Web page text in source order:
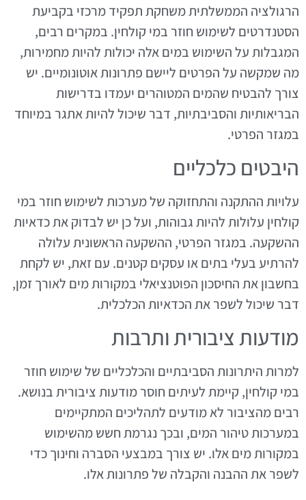
הרגולציה הממשלתית משחקת תפקיד מרכזי בקביעת
הסטנדרטים לשימוש חוזר במי קולחין. במקרים רבים,
המגבלות על השימוש במים אלה יכולות להיות מחמירות,
מה שמקשה על הפרטים ליישם פתרונות אוטונומיים. יש
צורך להבטיח שהמים המטוהרים יעמדו בדרישות
הבריאותיות והסביבתיות, דבר שיכול להיות אתגר במיוחד
במגזר הפרטי.
היבטים כלכליים
עלויות ההתקנה והתחזוקה של מערכות לשימוש חוזר במי
קולחין עלולות להיות גבוהות, ועל כן יש לבדוק את כדאיות
ההשקעה. במגזר הפרטי, ההשקעה הראשונית עלולה
להרתיע בעלי בתים או עסקים קטנים. עם זאת, יש לקחת
בחשבון את החיסכון הפוטנציאלי במקורות מים לאורך זמן,
דבר שיכול לשפר את הכדאיות הכלכלית.
מודעות ציבורית ותרבות
למרות היתרונות הסביבתיים והכלכליים של שימוש חוזר
במי קולחין, קיימת לעיתים חוסר מודעות ציבורית בנושא.
רבים מהציבור לא מודעים לתהליכים המתקיימים
במערכות טיהור המים, ובכך נגרמת חשש מהשימוש
במקורות מים אלו. יש צורך במבצעי הסברה וחינוך כדי
לשפר את ההבנה והקבלה של פתרונות אלו.